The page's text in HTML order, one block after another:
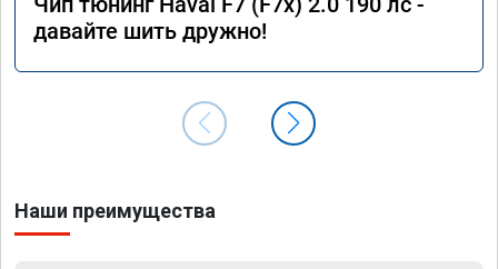
давайте шить дружно!
Наши преимущества